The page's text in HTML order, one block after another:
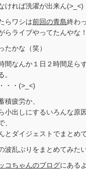
ければ洗濯が出来ん(>_<)
らワシは前回の青島終わ
らライブやってたんや
たかな（笑）
間なんか１日２時間足ら
。
・・(>_<)
積疲労か、
小出しにするいろんな原
、
とダイジェストでまとめ
波乱ぶりをまとめてみた
コちゃんのブログにある